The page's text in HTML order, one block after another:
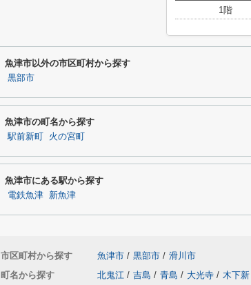
1階
魚津市以外の市区町村から探す
黒部市
魚津市の町名から探す
駅前新町 火の宮町
魚津市にある駅から探す
電鉄魚津 新魚津
市区町村から探す 魚津市 / 黒部市 / 滑川市
町名から探す
北鬼江 / 吉島 / 青島 / 大光寺 / 木下新